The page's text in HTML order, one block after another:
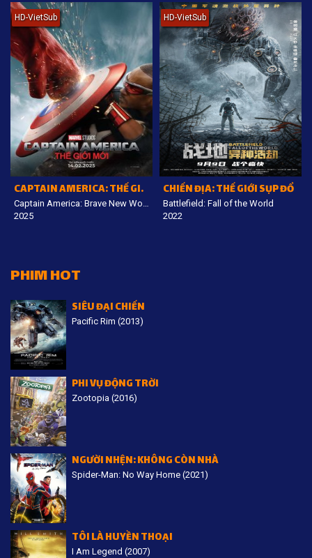
HD-VietSub
CAPTAIN AMERICA: THẾ GIỚI MỚI
Captain America: Brave New World
2025
HD-VietSub
CHIẾN ĐỊA: THẾ GIỚI SỤP ĐỔ
Battlefield: Fall of the World
2022
PHIM HOT
SIÊU ĐẠI CHIẾN
Pacific Rim (2013)
PHI VỤ ĐỘNG TRỜI
Zootopia (2016)
NGƯỜI NHỆN: KHÔNG CÒN NHÀ
Spider-Man: No Way Home (2021)
TÔI LÀ HUYỀN THOẠI
I Am Legend (2007)